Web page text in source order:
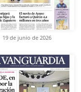
19 de junio de 2026